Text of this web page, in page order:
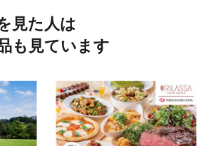
県 小牧市 送料無料
見た人は
も見ています